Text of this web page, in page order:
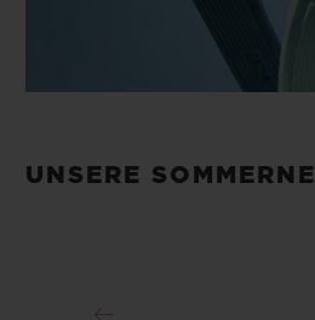
UNSERE